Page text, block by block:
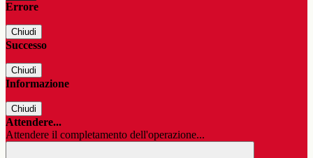
Errore
Chiudi
Successo
Chiudi
Informazione
Chiudi
Attendere...
Attendere il completamento dell'operazione...